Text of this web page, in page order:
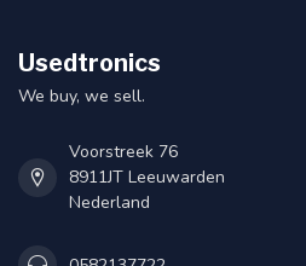
Usedtronics
We buy, we sell.
Voorstreek 76
8911JT Leeuwarden
Nederland